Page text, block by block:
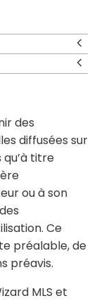
des
diffusées sur
titre
ou à son
Ce
préalable, de
préavis.
MLS et